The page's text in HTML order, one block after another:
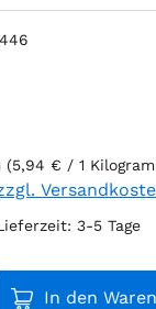
(5,94 € / 1
3-5 Tage
In den